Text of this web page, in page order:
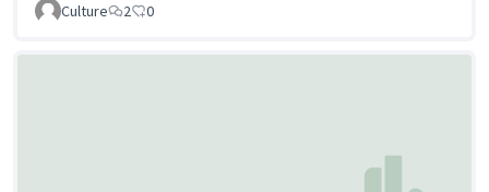
Culture
2 0